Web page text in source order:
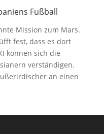
Fußball
Mission zum Mars.
fest, dass es dort
können sich die
verständigen.
an einen